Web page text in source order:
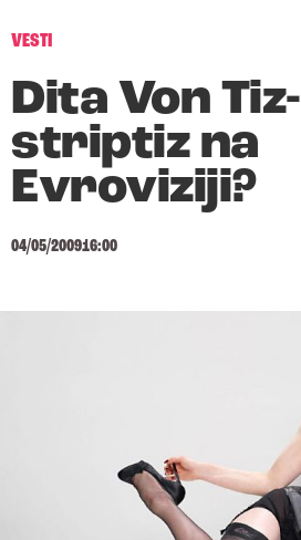
VESTI
Dita Von Tiz-
striptiz na
Evroviziji?
04/05/200916:00